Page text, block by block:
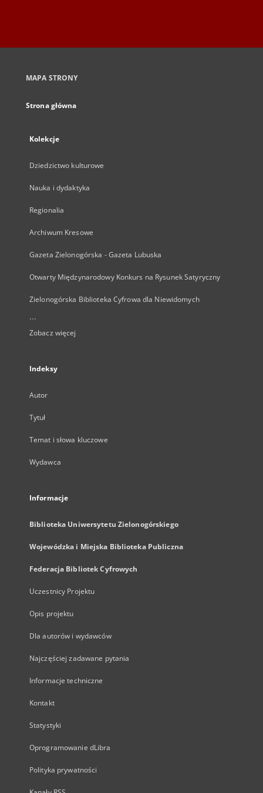
MAPA STRONY
Strona główna
Kolekcje
Dziedzictwo kulturowe
Nauka i dydaktyka
Regionalia
Archiwum Kresowe
Gazeta Zielonogórska - Gazeta Lubuska
Otwarty Międzynarodowy Konkurs na Rysunek Satyryczny
Zielonogórska Biblioteka Cyfrowa dla Niewidomych
...
Zobacz więcej
Indeksy
Autor
Tytuł
Temat i słowa kluczowe
Wydawca
Informacje
Biblioteka Uniwersytetu Zielonogórskiego
Wojewódzka i Miejska Biblioteka Publiczna
Federacja Bibliotek Cyfrowych
Uczestnicy Projektu
Opis projektu
Dla autorów i wydawców
Najczęściej zadawane pytania
Informacje techniczne
Kontakt
Statystyki
Oprogramowanie dLibra
Polityka prywatności